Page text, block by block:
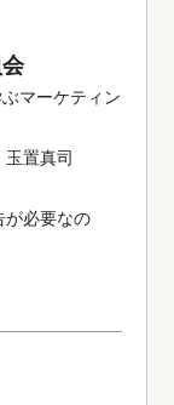
マーケティン
置真司
が必要なの